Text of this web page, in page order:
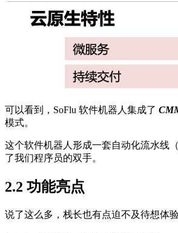
可以看到，SoFlu 软件机器人集成了
模式。
这个软件机器人形成一套自动化流水线
了我们程序员的双手。
2.2 功能亮点
说了这么多，栈长也有点迫不及待想体